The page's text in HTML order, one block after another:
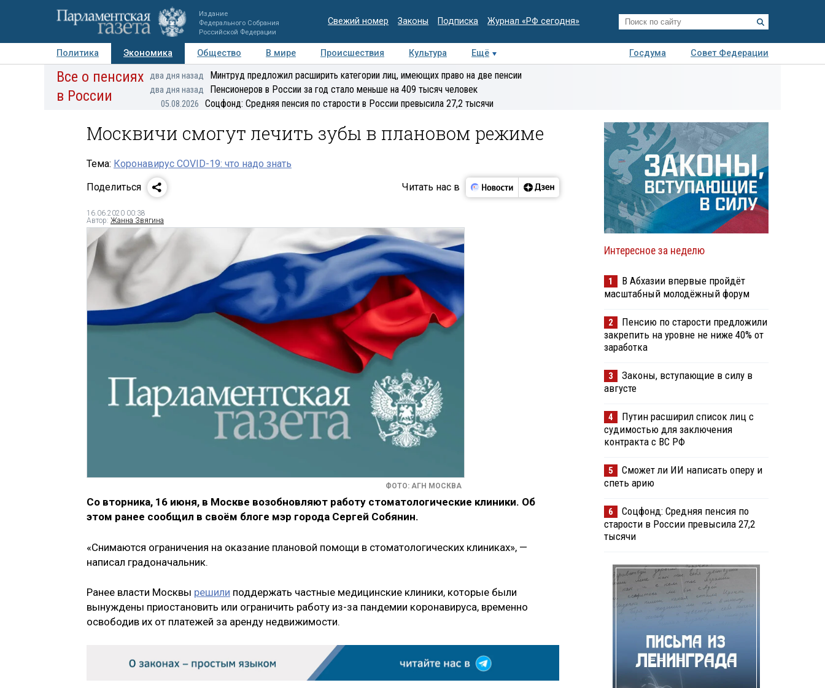
Издание
Федерального Собрания
Российской Федерации
Свежий номер Законы Подписка Журнал «РФ сегодня»
Политика Экономика Общество В мире Происшествия Культура Ещё Госдума
Совет Федерации
Авторы Персоны Мнения Регионы Медиацентр Интервью Колумнисты
Деловая
Все о пенсиях
в России
два дня назад Минтруд предложил расширить категории лиц, имеющих право на две пенсии
два дня назад Пенсионеров в России за год стало меньше на 409 тысяч человек
05.08.2026 Соцфонд: Средняя пенсия по старости в России превысила 27,2 тысячи
Москвичи смогут лечить зубы в плановом режиме
Тема: Коронавирус COVID-19: что надо знать
Поделиться
Читать нас в
16.06.2020 00:38
Автор: Жанна Звягина
ФОТО: АГН МОСКВА
Со вторника, 16 июня, в Москве возобновляют работу стоматологические клиники. Об
этом ранее сообщил в своём блоге мэр города Сергей Собянин.
«Снимаются ограничения на оказание плановой помощи в стоматологических клиниках», —
написал градоначальник.
Ранее власти Москвы решили поддержать частные медицинские клиники, которые были
вынуждены приостановить или ограничить работу из-за пандемии коронавируса, временно
освободив их от платежей за аренду недвижимости.
Интересное за неделю
1
В Абхазии впервые пройдёт
масштабный молодёжный форум
2
Пенсию по старости предложили
закрепить на уровне не ниже 40% от
заработка
3
Законы, вступающие в силу в
августе
4
Путин расширил список лиц с
судимостью для заключения
контракта с ВС РФ
5
Сможет ли ИИ написать оперу и
спеть арию
6
Соцфонд: Средняя пенсия по
старости в России превысила 27,2
тысячи